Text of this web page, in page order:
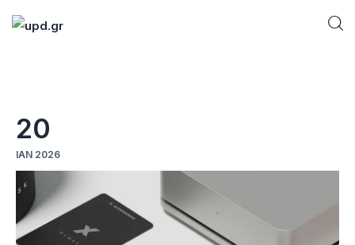
Games
Futuring
20
ΙΑΝ 2026